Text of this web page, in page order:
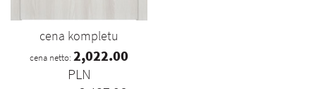
cena kompletu
cena netto: 2,022.00
PLN